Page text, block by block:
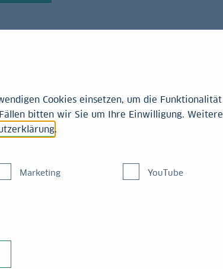
Wirtschaftsleistung im
ggü. 2022, kalenderbereinigt lag
Cookies einsetzen, um die Funktionalität
bitten wir Sie um Ihre Einwilligung. Weitere
.
Marketing YouTube